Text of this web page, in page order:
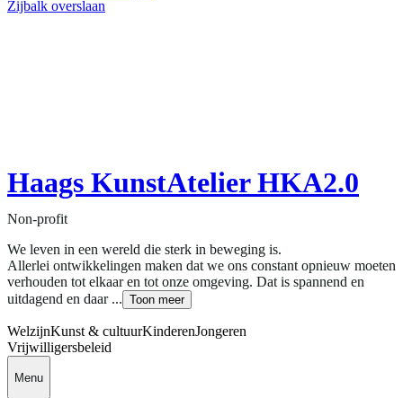
Zijbalk overslaan
Haags KunstAtelier HKA2.0
Non-profit
We leven in een wereld die sterk in beweging is.
Allerlei ontwikkelingen maken dat we ons constant opnieuw moeten
verhouden tot elkaar en tot onze omgeving. Dat is spannend en
uitdagend en daar ... Toon meer
WelzijnKunst & cultuurKinderenJongeren
Vrijwilligersbeleid
Menu